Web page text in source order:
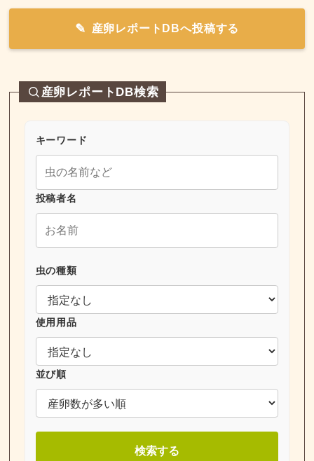
産卵レポートDBへ投稿する
産卵レポートDB検索
キーワード
投稿者名
虫の種類
使用用品
並び順
検索する